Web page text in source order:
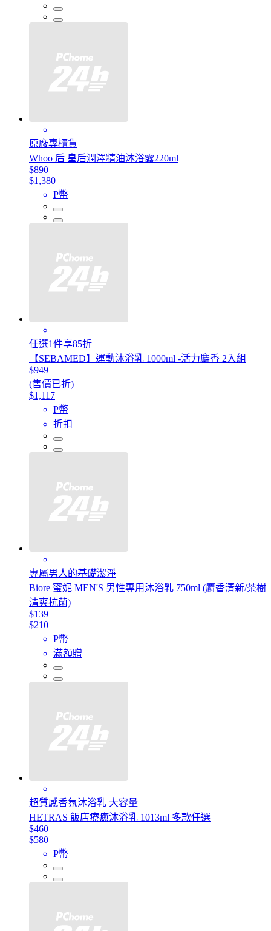
原廠專櫃貨
Whoo 后 皇后潤澤精油沐浴露220ml
$890
$1,380
P幣
任選1件享85折
【SEBAMED】運動沐浴乳 1000ml -活力麝香 2入組
$949
(售價已折)
$1,117
P幣
折扣
專屬男人的基礎潔淨
Biore 蜜妮 MEN'S 男性專用沐浴乳 750ml (麝香清新/茶樹
清爽抗菌)
$139
$210
P幣
滿額贈
超質感香氛沐浴乳 大容量
HETRAS 飯店療癒沐浴乳 1013ml 多款任選
$460
$580
P幣